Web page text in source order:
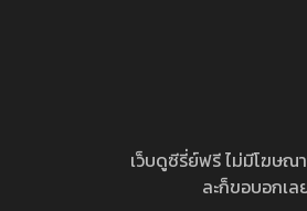
เว็บดูซีรี่ย์ฟรี ไม่มีโฆษณ
ละก็ขอบอกเล